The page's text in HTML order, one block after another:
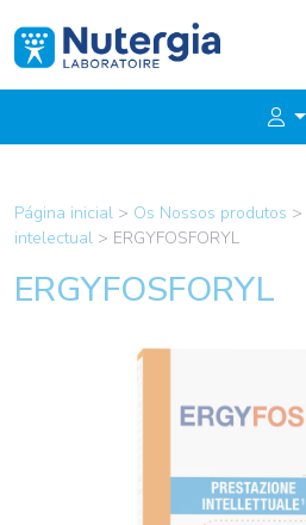
Página inicial > Os Nossos produtos >
intelectual > ERGYFOSFORYL
ERGYFOSFORYL